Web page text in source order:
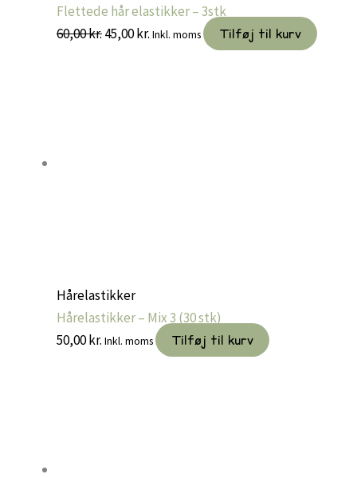
Flettede hår elastikker – 3stk
60,00kr.Den
45,00kr.Den
Inkl. moms Tilføj til kurv
Hårelastikker
Hårelastikker – Mix 3 (30 stk)
50,00kr. Inkl. moms Tilføj til kurv